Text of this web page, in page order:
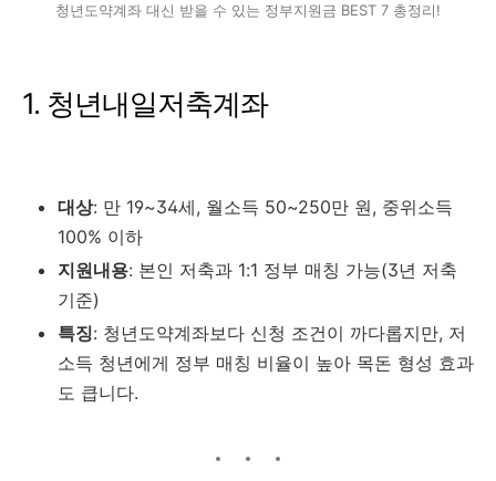
청년도약계좌 대신 받을 수 있는 정부지원금 BEST 7 총정리!
1. 청년내일저축계좌
대상: 만 19~34세, 월소득 50~250만 원, 중위소득
100% 이하
지원내용: 본인 저축과 1:1 정부 매칭 가능(3년 저축
기준)
특징: 청년도약계좌보다 신청 조건이 까다롭지만, 저
소득 청년에게 정부 매칭 비율이 높아 목돈 형성 효과
도 큽니다.